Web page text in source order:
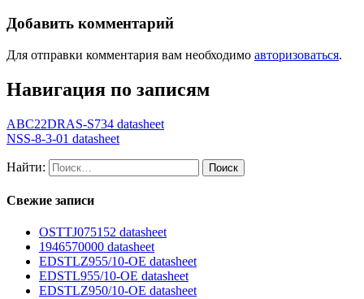
Добавить комментарий
Для отправки комментария вам необходимо авторизоваться.
Навигация по записям
ABC22DRAS-S734 datasheet
NSS-8-3-01 datasheet
Найти:
Свежие записи
OSTTJ075152 datasheet
1946570000 datasheet
EDSTLZ955/10-OE datasheet
EDSTL955/10-OE datasheet
EDSTLZ950/10-OE datasheet